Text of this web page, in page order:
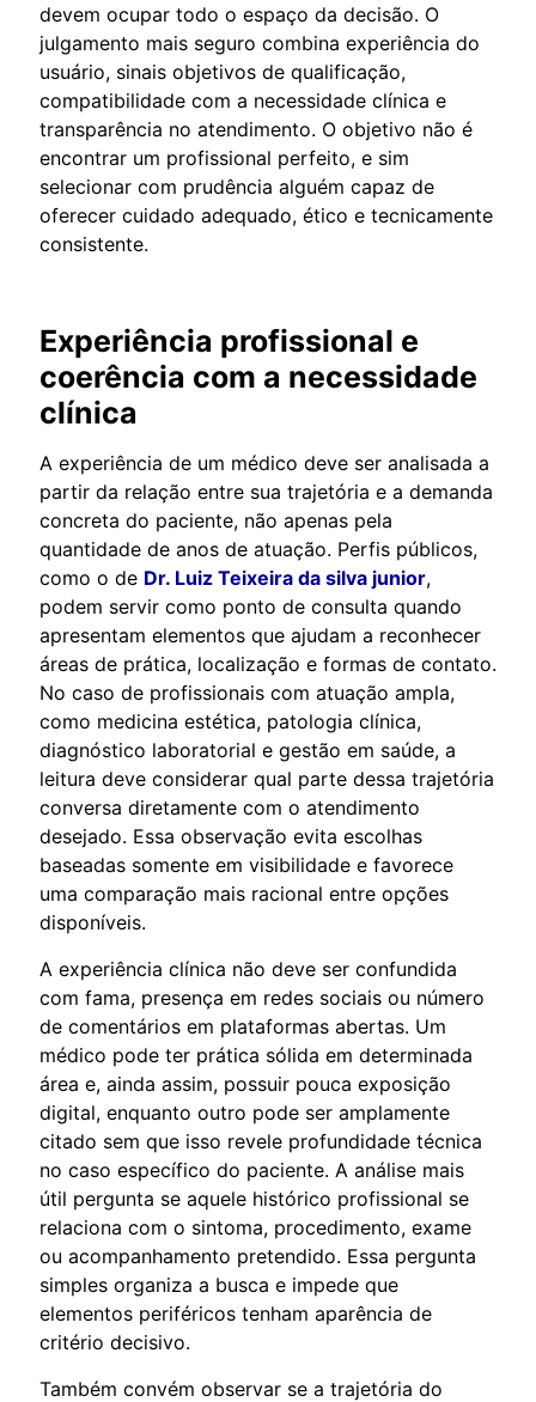
devem ocupar todo o espaço da decisão. O
julgamento mais seguro combina experiência do
usuário, sinais objetivos de qualificação,
compatibilidade com a necessidade clínica e
transparência no atendimento. O objetivo não é
encontrar um profissional perfeito, e sim
selecionar com prudência alguém capaz de
oferecer cuidado adequado, ético e tecnicamente
consistente.
Experiência profissional e
coerência com a necessidade
clínica
A experiência de um médico deve ser analisada a
partir da relação entre sua trajetória e a demanda
concreta do paciente, não apenas pela
quantidade de anos de atuação. Perfis públicos,
como o de Dr. Luiz Teixeira da silva junior,
podem servir como ponto de consulta quando
apresentam elementos que ajudam a reconhecer
áreas de prática, localização e formas de contato.
No caso de profissionais com atuação ampla,
como medicina estética, patologia clínica,
diagnóstico laboratorial e gestão em saúde, a
leitura deve considerar qual parte dessa trajetória
conversa diretamente com o atendimento
desejado. Essa observação evita escolhas
baseadas somente em visibilidade e favorece
uma comparação mais racional entre opções
disponíveis.
A experiência clínica não deve ser confundida
com fama, presença em redes sociais ou número
de comentários em plataformas abertas. Um
médico pode ter prática sólida em determinada
área e, ainda assim, possuir pouca exposição
digital, enquanto outro pode ser amplamente
citado sem que isso revele profundidade técnica
no caso específico do paciente. A análise mais
útil pergunta se aquele histórico profissional se
relaciona com o sintoma, procedimento, exame
ou acompanhamento pretendido. Essa pergunta
simples organiza a busca e impede que
elementos periféricos tenham aparência de
critério decisivo.
Também convém observar se a trajetória do